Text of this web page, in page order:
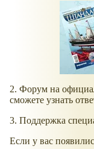
2. Форум на
сможете узнать
3. Поддержка
Если у вас